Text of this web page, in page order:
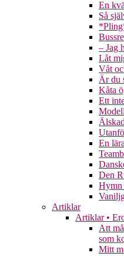
En
Så
– Jag
Låt
Våt
Är du
Kåta
Ett
En
Den
Hymn
Artiklar
Artiklar •
Att
som
Mitt